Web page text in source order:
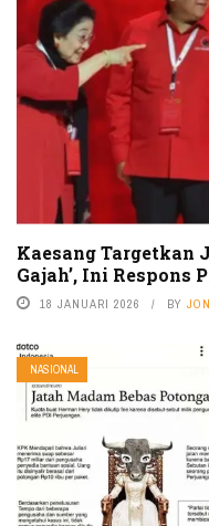
Kaesang Targetkan
Gajah’, Ini Respons
18 JANUARI 2026 BY
NASIONAL